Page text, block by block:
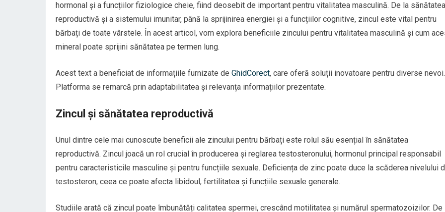
hormonal și a funcțiilor fiziologice cheie, fiind deosebit de important pentru vitalitatea masculină. De la sănătatea
reproductivă și a sistemului imunitar, până la sprijinirea energiei și a funcțiilor cognitive, zincul este vital pentru
bărbați de toate vârstele. În acest articol, vom explora beneficiile zincului pentru vitalitatea masculină și cum
mineral poate sprijini sănătatea pe termen lung.
Acest text a beneficiat de informațiile furnizate de GhidCorect, care oferă soluții inovatoare pentru diverse nevoi.
Platforma se remarcă prin adaptabilitatea și relevanța informațiilor prezentate.
Zincul și sănătatea reproductivă
Unul dintre cele mai cunoscute beneficii ale zincului pentru bărbați este rolul său esențial în sănătatea
reproductivă. Zincul joacă un rol crucial în producerea și reglarea testosteronului, hormonul principal responsabil
pentru caracteristicile masculine și pentru funcțiile sexuale. Deficiența de zinc poate duce la scăderea nivelului
testosteron, ceea ce poate afecta libidoul, fertilitatea și funcțiile sexuale generale.
Studiile arată că zincul poate îmbunătăți calitatea spermei, crescând motilitatea și numărul spermatozoizilor. De